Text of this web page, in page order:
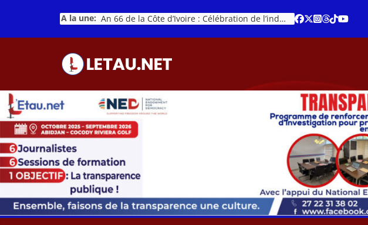
contenu
A la une:
An 66 de la Côte d’Ivoire : Célébration de l’indépendance ou cérémonie d’hommage à Ouattara ?